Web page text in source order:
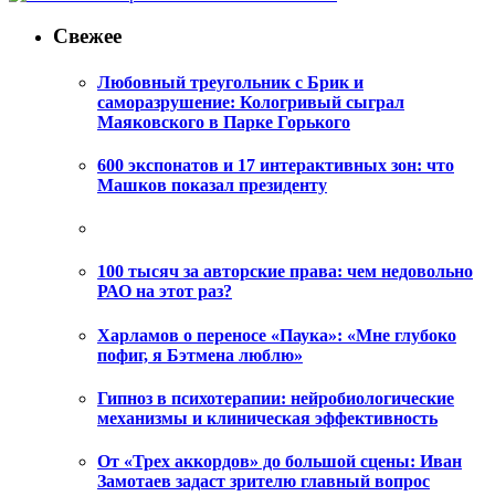
Свежее
Любовный треугольник с Брик и
саморазрушение: Кологривый сыграл
Маяковского в Парке Горького
600 экспонатов и 17 интерактивных зон: что
Машков показал президенту
100 тысяч за авторские права: чем недовольно
РАО на этот раз?
Харламов о переносе «Паука»: «Мне глубоко
пофиг, я Бэтмена люблю»
Гипноз в психотерапии: нейробиологические
механизмы и клиническая эффективность
От «Трех аккордов» до большой сцены: Иван
Замотаев задаст зрителю главный вопрос